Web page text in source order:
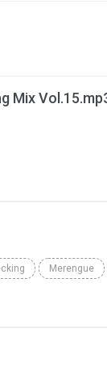
Mix
Merengue